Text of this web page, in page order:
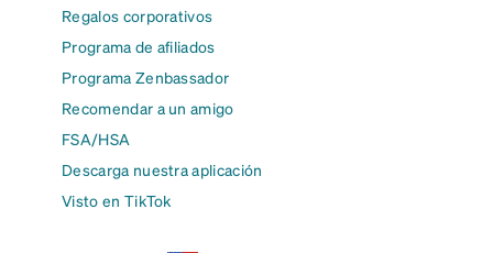
Regalos corporativos
Programa de afiliados
Programa Zenbassador
Recomendar a un amigo
FSA/HSA
Descarga nuestra aplicación
Visto en TikTok